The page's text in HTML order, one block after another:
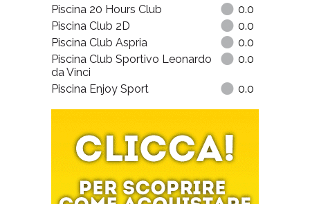
Piscina 20 Hours Club
0.0
Piscina Club 2D
0.0
Piscina Club Aspria
0.0
Piscina Club Sportivo Leonardo
da Vinci
0.0
Piscina Enjoy Sport 0.0